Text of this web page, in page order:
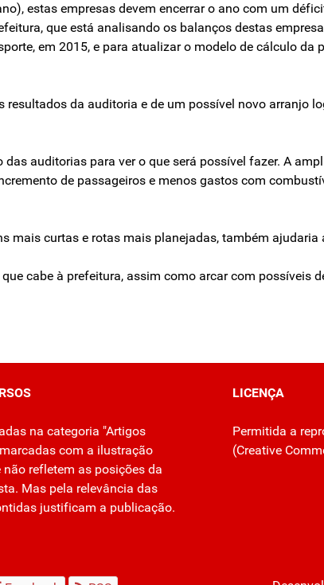
estas empresas devem encerrar o ano com um
que está analisando os balanços destas
em 2015, e para atualizar o modelo de cálculo da
da auditoria e de um possível novo arranjo
auditorias para ver o que será possível fazer. A
de passageiros e menos gastos com
mais curtas e rotas mais planejadas, também
cabe à prefeitura, assim como arcar com possíveis
na categoria "Artigos
com a ilustração
não refletem as posições da
Mas pela relevância das
justificam a publicação.
LICENÇA
Permitida a
(Creative